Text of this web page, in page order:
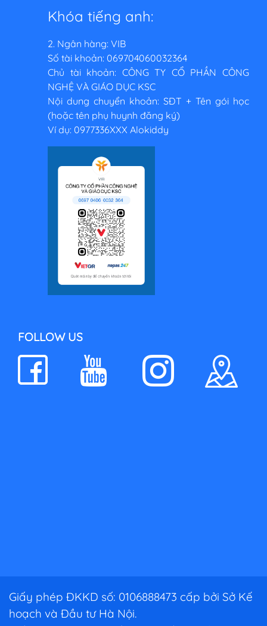
Khóa tiếng anh:
2. Ngân hàng: VIB
Số tài khoản: 069704060032364
Chủ tài khoản: CÔNG TY CỔ PHẦN CÔNG
NGHỆ VÀ GIÁO DỤC KSC
Nội dung chuyển khoản: SĐT + Tên gói học
(hoặc tên phụ huynh đăng ký)
Ví dụ: 0977336XXX Alokiddy
FOLLOW US
Giấy phép ĐKKD số: 0106888473 cấp bởi Sở Kế
hoạch và Đầu tư Hà Nội.